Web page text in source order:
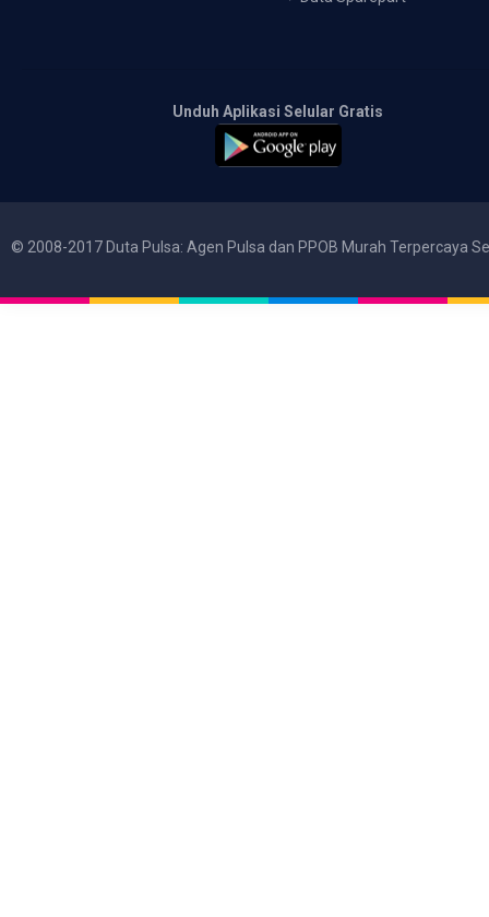
Unduh Aplikasi Selular Gratis
© 2008-2017 Duta Pulsa: Agen Pulsa dan PPOB Murah Terpercaya